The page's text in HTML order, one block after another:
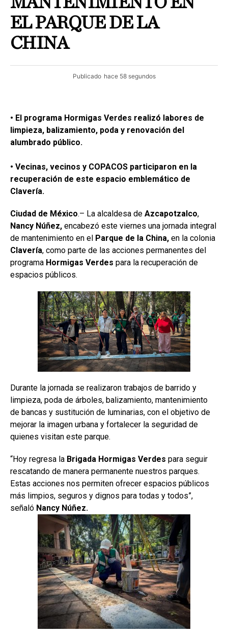
EL PARQUE DE LA
CHINA
Publicado hace 58 segundos
• El programa Hormigas Verdes realizó labores de
limpieza, balizamiento, poda y renovación del
alumbrado público.
• Vecinas, vecinos y COPACOS participaron en la
recuperación de este espacio emblemático de
Clavería.
Ciudad de México.– La alcaldesa de Azcapotzalco,
Nancy Núñez, encabezó este viernes una jornada integral
de mantenimiento en el Parque de la China, en la colonia
Clavería, como parte de las acciones permanentes del
programa Hormigas Verdes para la recuperación de
espacios públicos.
Durante la jornada se realizaron trabajos de barrido y
limpieza, poda de árboles, balizamiento, mantenimiento
de bancas y sustitución de luminarias, con el objetivo de
mejorar la imagen urbana y fortalecer la seguridad de
quienes visitan este parque.
“Hoy regresa la Brigada Hormigas Verdes para seguir
rescatando de manera permanente nuestros parques.
Estas acciones nos permiten ofrecer espacios públicos
más limpios, seguros y dignos para todas y todos”,
señaló Nancy Núñez.